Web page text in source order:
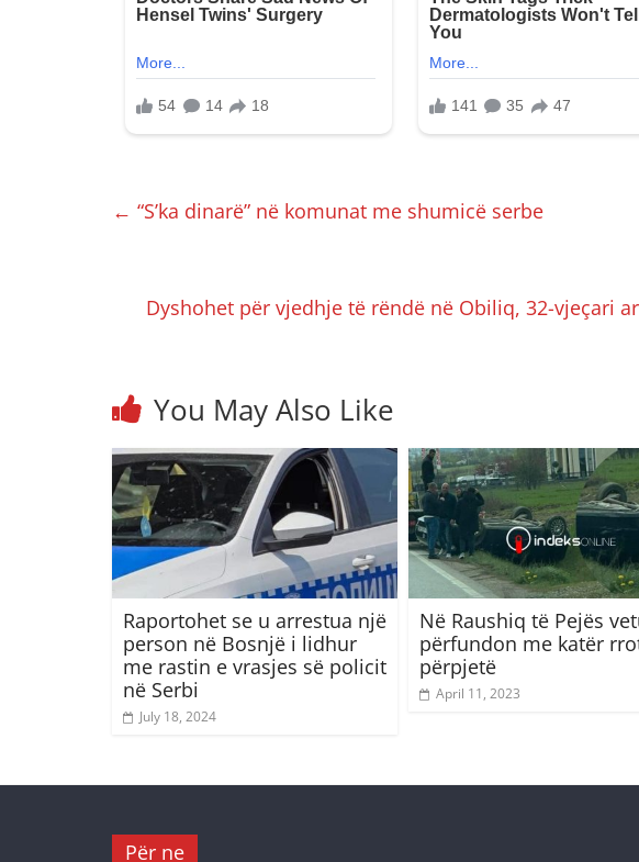
← “S’ka dinarë” në komunat me shumicë serbe
Dyshohet për vjedhje të rëndë në Obiliq, 32-vjeçari
You May Also Like
Raportohet se u arrestua një
person në Bosnjë i lidhur
me rastin e vrasjes së policit
në Serbi
July 18, 2024
Në Raushiq të Pejës
përfundon me katër
përpjetë
April 11, 2023
Për ne